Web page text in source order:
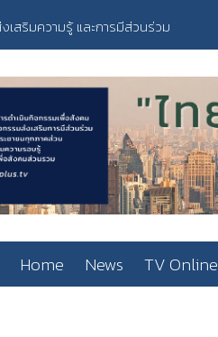
สริมความรู้ และการมีส่วนร่วม
Home News TV Online